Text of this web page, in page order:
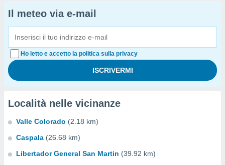
Il meteo via e-mail
Ho letto e accetto la politica sulla privacy
Località nelle vicinanze
Valle Colorado (2.18 km)
Caspala (26.68 km)
Libertador General San Martin (39.92 km)